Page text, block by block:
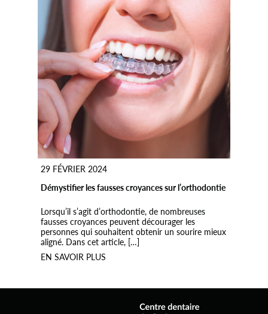
29 FÉVRIER 2024
Démystifier les fausses croyances sur l’orthodontie
Lorsqu’il s’agit d’orthodontie, de nombreuses
fausses croyances peuvent décourager les
personnes qui souhaitent obtenir un sourire mieux
aligné. Dans cet article, […]
EN SAVOIR PLUS